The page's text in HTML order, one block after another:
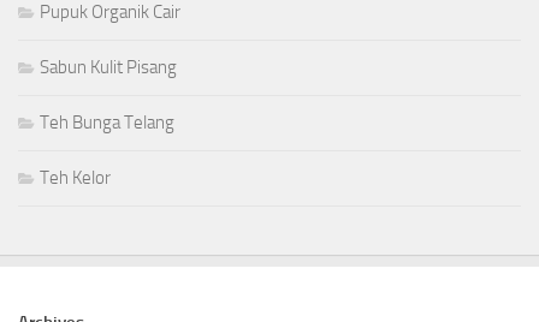
Pupuk Organik Cair
Sabun Kulit Pisang
Teh Bunga Telang
Teh Kelor